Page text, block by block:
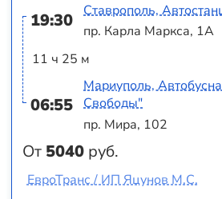
19:30
11 ч 25 м
06:55
От 5040 руб.
Ставрополь,
пр. Карла Маркса, 1А
Мариуполь,
Свободы"
пр. Мира, 102
ЕвроТранс / ИП Яцунов М.С.